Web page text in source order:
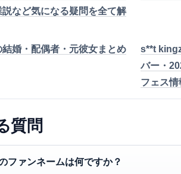
説など気になる疑問を全て解
婚・配偶者・元彼女まとめ
s**t
バー・
フェス
質問
ファンネームは何ですか？